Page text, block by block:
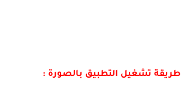
طريقة تشغيل التطبيق بالصورة :